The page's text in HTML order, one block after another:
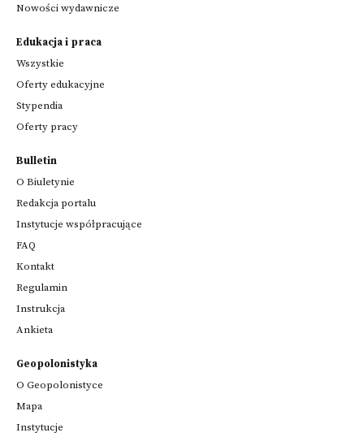
Nowości wydawnicze
Edukacja i praca
Wszystkie
Oferty edukacyjne
Stypendia
Oferty pracy
Bulletin
O Biuletynie
Redakcja portalu
Instytucje współpracujące
FAQ
Kontakt
Regulamin
Instrukcja
Ankieta
Geopolonistyka
O Geopolonistyce
Mapa
Instytucje